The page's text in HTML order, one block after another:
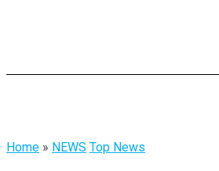
Home » NEWS Top News